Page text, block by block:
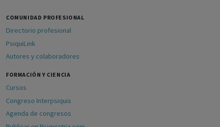
COMUNIDAD PROFESIONAL
Directorio profesional
PsiquiLink
Autores y colaboradores
FORMACIÓN Y CIENCIA
Cursos
Congreso Interpsiquis
Agenda de congresos